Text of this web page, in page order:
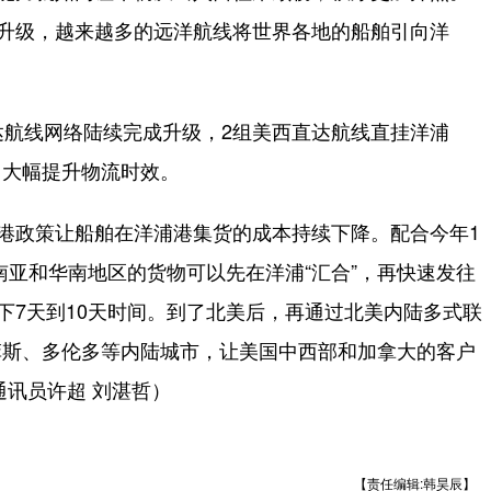
级，越来越多的远洋航线将世界各地的船舶引向洋
网络陆续完成升级，2组美西直达航线直挂洋浦
幅提升物流时效。
策让船舶在洋浦港集货的成本持续下降。配合今年1
和华南地区的货物可以先在洋浦“汇合”，再快速发往
天到10天时间。到了北美后，再通过北美内陆多式联
、多伦多等内陆城市，让美国中西部和加拿大的客户
员许超 刘湛哲）
【责任编辑:韩昊辰】